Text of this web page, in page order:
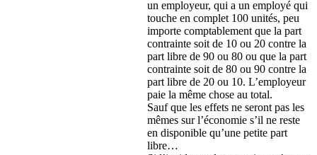
un employeur, qui a un employé qui
touche en complet 100 unités, peu
importe comptablement que la part
contrainte soit de 10 ou 20 contre la
part libre de 90 ou 80 ou que la part
contrainte soit de 80 ou 90 contre la
part libre de 20 ou 10. L’employeur
paie la même chose au total.
Sauf que les effets ne seront pas les
mêmes sur l’économie s’il ne reste
en disponible qu’une petite part
libre…